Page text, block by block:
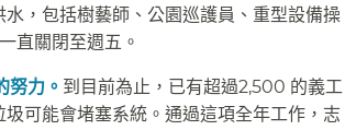
，包括樹藝師、公園巡護員、重型設備操
直關閉至週五。​​
力。 到目前為止，已有超過2,500 的義工
可能會堵塞系統。通過這項全年工作，志